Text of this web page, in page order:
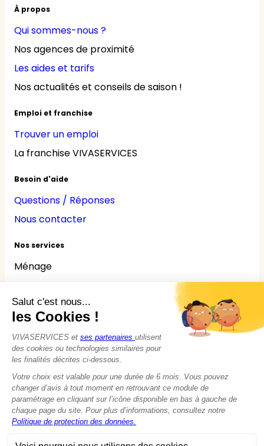
À propos
Qui sommes-nous ?
Nos agences de proximité
Les aides et tarifs
Nos actualités et conseils de saison !
Emploi et franchise
Trouver un emploi
La franchise VIVASERVICES
Besoin d'aide
Questions / Réponses
Nous contacter
Nos services
Ménage
Jardinage
Bricolage
Nounou
Seniors
Handicaps
© 2015 - 2026VIVASERVICES
Modifier vos préférences en matière de cookies